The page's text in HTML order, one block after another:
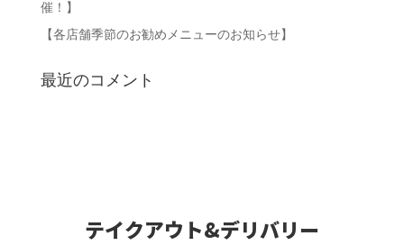
催！】
【各店舗季節のお勧めメニューのお知らせ】
最近のコメント
テイクアウト&デリバリー